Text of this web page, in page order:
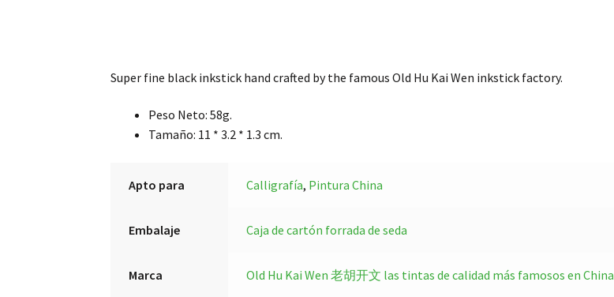
Super fine black inkstick hand crafted by the famous Old Hu Kai Wen inkstick factory.
Peso Neto: 58g.
Tamaño: 11 * 3.2 * 1.3 cm.
Apto para Calligrafía, Pintura China
Embalaje Caja de cartón forrada de seda
Marca Old Hu Kai Wen 老胡开文 las tintas de calidad más famosos en China